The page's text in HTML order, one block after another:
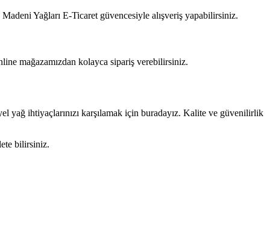
Yağları E-Ticaret güvencesiyle alışveriş yapabilirsiniz.
mağazamızdan kolayca sipariş verebilirsiniz.
yağ ihtiyaçlarınızı karşılamak için buradayız. Kalite ve güvenilirlik
bilirsiniz.